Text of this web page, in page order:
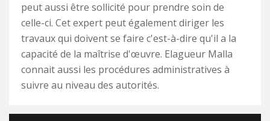
peut aussi être sollicité pour prendre soin de
celle-ci. Cet expert peut également diriger les
travaux qui doivent se faire c'est-à-dire qu'il a la
capacité de la maîtrise d'œuvre. Elagueur Malla
connait aussi les procédures administratives à
suivre au niveau des autorités.